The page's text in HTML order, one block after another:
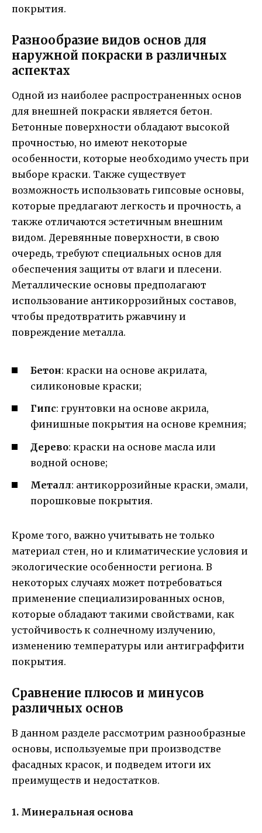
покрытия.
Разнообразие видов основ для
наружной покраски в различных
аспектах
Одной из наиболее распространенных основ
для внешней покраски является бетон.
Бетонные поверхности обладают высокой
прочностью, но имеют некоторые
особенности, которые необходимо учесть при
выборе краски. Также существует
возможность использовать гипсовые основы,
которые предлагают легкость и прочность, а
также отличаются эстетичным внешним
видом. Деревянные поверхности, в свою
очередь, требуют специальных основ для
обеспечения защиты от влаги и плесени.
Металлические основы предполагают
использование антикоррозийных составов,
чтобы предотвратить ржавчину и
повреждение металла.
Бетон: краски на основе акрилата,
силиконовые краски;
Гипс: грунтовки на основе акрила,
финишные покрытия на основе кремния;
Дерево: краски на основе масла или
водной основе;
Металл: антикоррозийные краски, эмали,
порошковые покрытия.
Кроме того, важно учитывать не только
материал стен, но и климатические условия и
экологические особенности региона. В
некоторых случаях может потребоваться
применение специализированных основ,
которые обладают такими свойствами, как
устойчивость к солнечному излучению,
изменению температуры или антиграффити
покрытия.
Сравнение плюсов и минусов
различных основ
В данном разделе рассмотрим разнообразные
основы, используемые при производстве
фасадных красок, и подведем итоги их
преимуществ и недостатков.
1. Минеральная основа